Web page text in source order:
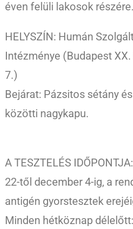
éven felüli lakosok részére.
HELYSZÍN: Humán
Intézménye (Budapest
7.)
Bejárat: Pázsitos sétány
közötti nagykapu.
A TESZTELÉS
22-től december 4-ig, a
antigén gyorstesztek
Minden hétköznap